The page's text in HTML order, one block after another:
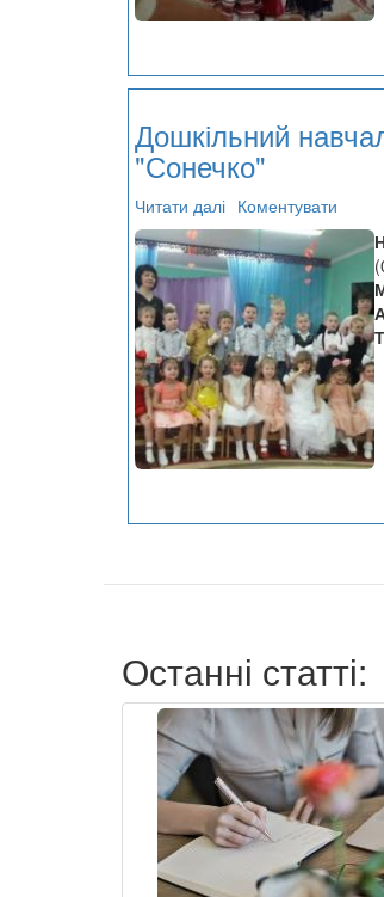
Дошкільний
"Сонечко"
Читати далі про
Дошкільний
навчальний
заклад
№3
"Сонечко"
Коментувати
Останні статті: